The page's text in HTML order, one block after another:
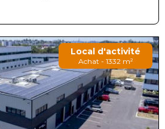
Local d'activité
Achat - 1332 m²